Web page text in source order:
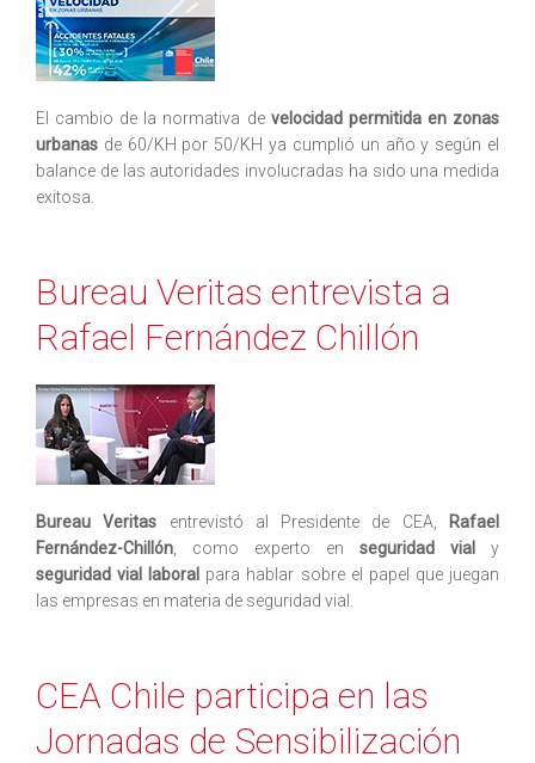
El cambio de la normativa de velocidad permitida en zonas
urbanas de 60/KH por 50/KH ya cumplió un año y según el
balance de las autoridades involucradas ha sido una medida
exitosa.
Bureau Veritas entrevista a
Rafael Fernández Chillón
Bureau Veritas entrevistó al Presidente de CEA,
Rafael
Fernández-Chillón , como experto en seguridad vial
y
seguridad vial laboral para hablar sobre el papel que juegan
las empresas en materia de seguridad vial.
CEA Chile participa en las
Jornadas de Sensibilización